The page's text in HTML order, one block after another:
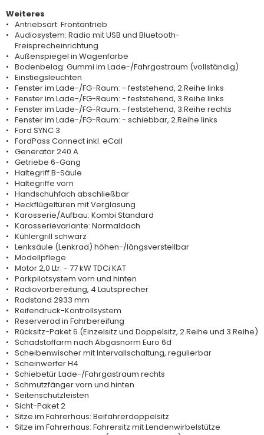
Weiteres
Antriebsart: Frontantrieb
Audiosystem: Radio mit USB und Bluetooth-
Freisprecheinrichtung
Außenspiegel in Wagenfarbe
Bodenbelag: Gummi im Lade-/Fahrgastraum (vollständig)
Einstiegsleuchten
Fenster im Lade-/FG-Raum: - feststehend, 2.Reihe links
Fenster im Lade-/FG-Raum: - feststehend, 3.Reihe links
Fenster im Lade-/FG-Raum: - feststehend, 3.Reihe rechts
Fenster im Lade-/FG-Raum: - schiebbar, 2.Reihe links
Ford SYNC 3
FordPass Connect inkl. eCall
Generator 240 A
Getriebe 6-Gang
Haltegriff B-Säule
Haltegriffe vorn
Handschuhfach abschließbar
Heckflügeltüren mit Verglasung
Karosserie/Aufbau: Kombi Standard
Karosserievariante: Normaldach
Kühlergrill schwarz
Lenksäule (Lenkrad) höhen-/längsverstellbar
Modellpflege
Motor 2,0 Ltr. - 77 kW TDCi KAT
Parkpilotsystem vorn und hinten
Radiovorbereitung, 4 Lautsprecher
Radstand 2933 mm
Reifendruck-Kontrollsystem
Reserverad in Fahrbereifung
Rücksitz-Paket 6 (Einzelsitz und Doppelsitz, 2.Reihe und 3.Reihe)
Schadstoffarm nach Abgasnorm Euro 6d
Scheibenwischer mit Intervallschaltung, regulierbar
Scheinwerfer H4
Schiebetür Lade-/Fahrgastraum rechts
Schmutzfänger vorn und hinten
Seitenschutzleisten
Sicht-Paket 2
Sitze im Fahrerhaus: Beifahrerdoppelsitz
Sitze im Fahrerhaus: Fahrersitz mit Lendenwirbelstütze